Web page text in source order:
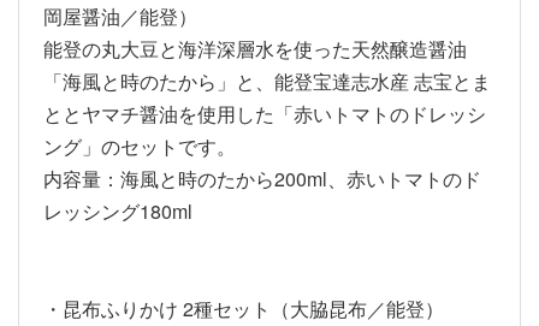
岡屋醤油／能登）
能登の丸大豆と海洋深層水を使った天然醸造醤油
「海風と時のたから」と、能登宝達志水産 志宝とま
ととヤマチ醤油を使用した「赤いトマトのドレッシ
ング」のセットです。
内容量：海風と時のたから200ml、赤いトマトのド
レッシング180ml
・昆布ふりかけ 2種セット（大脇昆布／能登）